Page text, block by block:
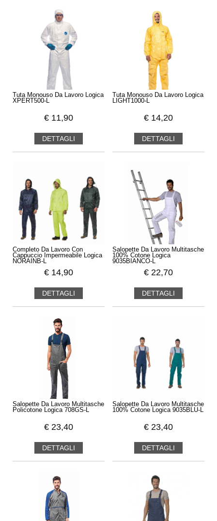
Tuta Monouso Da Lavoro Logica
XPERT500-L
€ 11,90
DETTAGLI
Tuta Monouso Da Lavoro Logica
LIGHT1000-L
€ 14,20
DETTAGLI
Completo Da Lavoro Con
Cappuccio Impermeabile Logica
NORAINB-L
€ 14,90
DETTAGLI
Salopette Da Lavoro Multitasche
100% Cotone Logica
9035BIANCO-L
€ 22,70
DETTAGLI
Salopette Da Lavoro Multitasche
Policotone Logica 708GS-L
€ 23,40
DETTAGLI
Salopette Da Lavoro Multitasche
100% Cotone Logica 9035BLU-L
€ 23,40
DETTAGLI